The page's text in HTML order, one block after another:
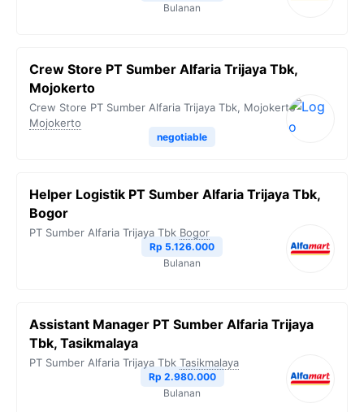
Bulanan
Crew Store PT Sumber Alfaria Trijaya Tbk,
Mojokerto
Crew Store PT Sumber Alfaria Trijaya Tbk, Mojokerto
Mojokerto
negotiable
Helper Logistik PT Sumber Alfaria Trijaya Tbk,
Bogor
PT Sumber Alfaria Trijaya Tbk Bogor
Rp 5.126.000
Bulanan
Assistant Manager PT Sumber Alfaria Trijaya
Tbk, Tasikmalaya
PT Sumber Alfaria Trijaya Tbk Tasikmalaya
Rp 2.980.000
Bulanan